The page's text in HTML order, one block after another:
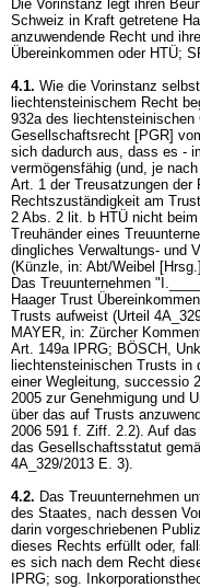
Die Vorinstanz legt ihren
Schweiz in Kraft getretene
anzuwendende Recht und
Übereinkommen oder HTÜ;
4.1. Wie die Vorinstanz
liechtensteinischem Recht
932a des
Gesellschaftsrecht [PGR]
sich dadurch aus, dass es -
vermögensfähig (und, je
Art. 1 der Treusatzungen
Rechtszuständigkeit am
2 Abs. 2 lit. b HTÜ nicht
Treuhänder eines
dingliches Verwaltungs- und
(Künzle, in: Abt/Weibel
Das Treuunternehmen
Haager Trust
Trusts aufweist (Urteil
MAYER, in: Zürcher
Art. 149a IPRG; BÖSCH,
liechtensteinischen Trusts in
einer Wegleitung, successio
2005 zur Genehmigung und
über das auf Trusts
2006 591 f. Ziff. 2.2). Auf
das Gesellschaftsstatut
4A_329/2013 E. 3).
4.2. Das Treuunternehmen
des Staates, nach dessen
darin vorgeschriebenen
dieses Rechts erfüllt oder,
es sich nach dem Recht
IPRG; sog.